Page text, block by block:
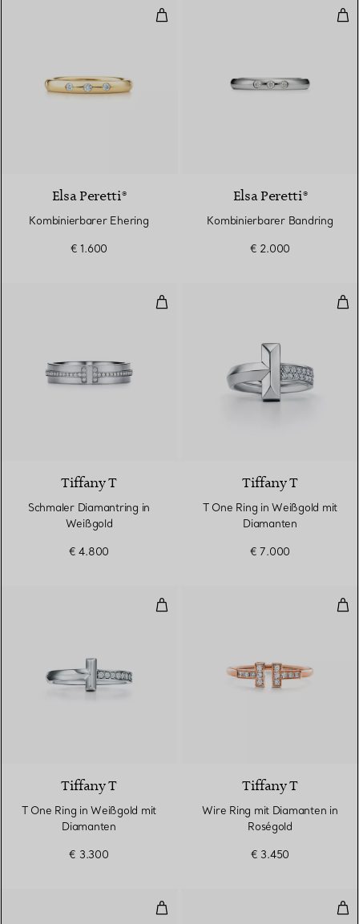
Kombinierbarer Ehering
Elsa Peretti®
Kombinierbarer Ehering
€ 1.600
Elsa Peretti®
Kombinierbarer Bandring
€ 2.000
Schmaler Diamantring in
Tiffany T
Schmaler Diamantring in
Weißgold
€ 4.800
T
Tiffany T
T One Ring in Weißgold mit
Diamanten
€ 7.000
T One Ring in Weißgold mit
Tiffany T
T One Ring in Weißgold mit
Diamanten
€ 3.300
Tiffany T
Wire Ring mit Diamanten in
Roségold
€ 3.450
T One Ring in Weißgold